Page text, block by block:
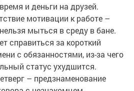
и деньги на друзей.
мотивации к работе –
мыться в среду в бане.
справиться за короткий
с обязанностями, из-за чего
статус ухудшится.
– предзнаменование